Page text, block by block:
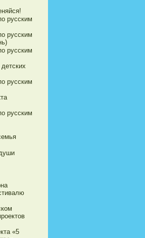
русским
русским
русским
русским
русским
«5